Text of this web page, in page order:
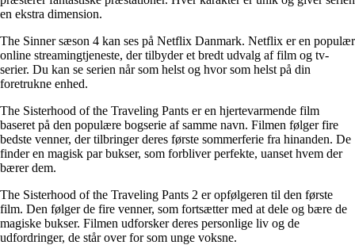
en ekstra dimension.
The Sinner sæson 4 kan ses på Netflix Danmark. Netflix er en populær
online streamingtjeneste, der tilbyder et bredt udvalg af film og tv-
serier. Du kan se serien når som helst og hvor som helst på din
foretrukne enhed.
The Sisterhood of the Traveling Pants er en hjertevarmende film
baseret på den populære bogserie af samme navn. Filmen følger fire
bedste venner, der tilbringer deres første sommerferie fra hinanden. De
finder en magisk par bukser, som forbliver perfekte, uanset hvem der
bærer dem.
The Sisterhood of the Traveling Pants 2 er opfølgeren til den første
film. Den følger de fire venner, som fortsætter med at dele og bære de
magiske bukser. Filmen udforsker deres personlige liv og de
udfordringer, de står over for som unge voksne.